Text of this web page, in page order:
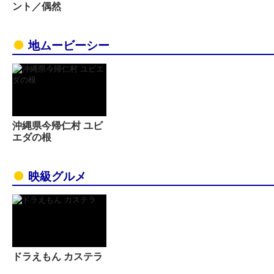
ント／偶然
地ムービーシー
沖縄県今帰仁村 ユビ
エダの根
映級グルメ
ドラえもん カステラ